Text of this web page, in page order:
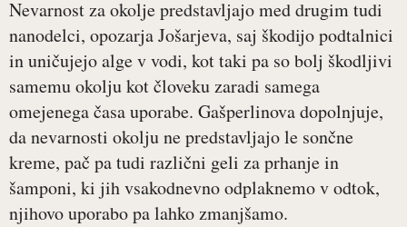
Nevarnost za okolje predstavljajo med drugim tudi
nanodelci, opozarja Jošarjeva, saj škodijo podtalnici
in uničujejo alge v vodi, kot taki pa so bolj škodljivi
samemu okolju kot človeku zaradi samega
omejenega časa uporabe. Gašperlinova dopolnjuje,
da nevarnosti okolju ne predstavljajo le sončne
kreme, pač pa tudi različni geli za prhanje in
šamponi, ki jih vsakodnevno odplaknemo v odtok,
njihovo uporabo pa lahko zmanjšamo.